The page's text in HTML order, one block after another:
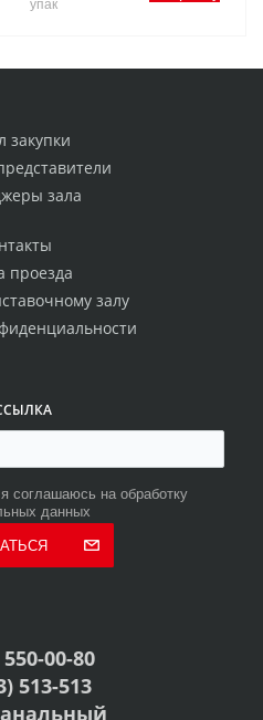
закупки
зала
проезда
залу
соглашаюсь на обработку
данных
00-80
513-513